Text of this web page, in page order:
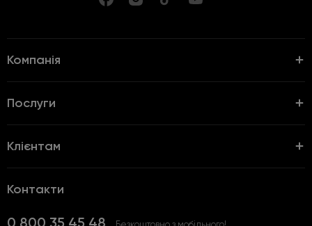
Компанія
Послуги
Клієнтам
Контакти